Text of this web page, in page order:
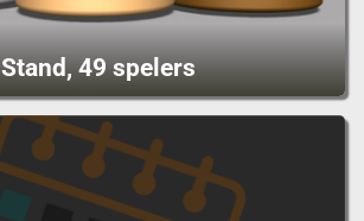
Stand, 49 spelers